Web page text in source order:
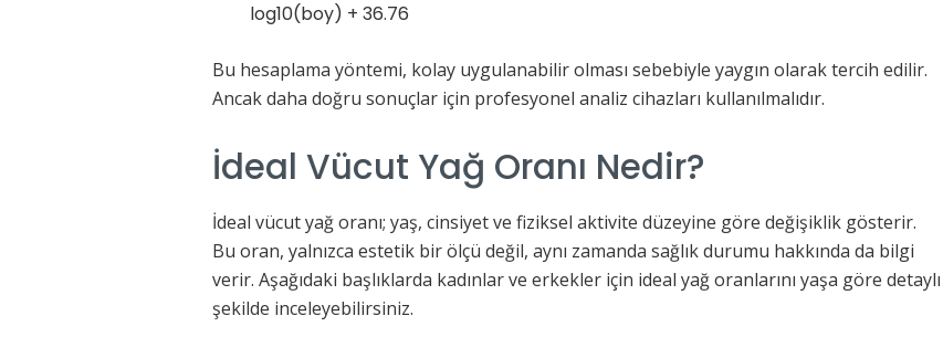
log10(boy) + 36.76
Bu hesaplama yöntemi, kolay uygulanabilir olması sebebiyle yaygın olarak tercih edilir.
Ancak daha doğru sonuçlar için profesyonel analiz cihazları kullanılmalıdır.
İdeal Vücut Yağ Oranı Nedir?
İdeal vücut yağ oranı; yaş, cinsiyet ve fiziksel aktivite düzeyine göre değişiklik gösterir.
Bu oran, yalnızca estetik bir ölçü değil, aynı zamanda sağlık durumu hakkında da bilgi
verir. Aşağıdaki başlıklarda kadınlar ve erkekler için ideal yağ oranlarını yaşa göre detaylı
şekilde inceleyebilirsiniz.